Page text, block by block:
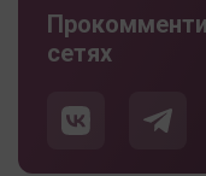
сетях